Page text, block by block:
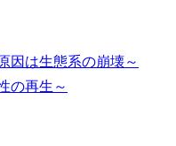
因は生態系の崩壊～
の再生～